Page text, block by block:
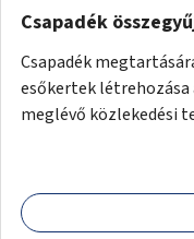
Csapadék
Csapadék
esőkertek
meglévő közlekedési